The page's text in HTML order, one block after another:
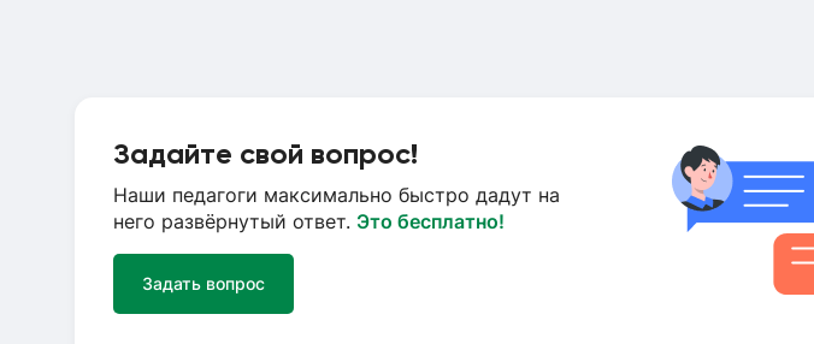
Задайте свой вопрос!
Наши педагоги максимально быстро дадут на
него развёрнутый ответ. Это бесплатно!
Задать вопрос